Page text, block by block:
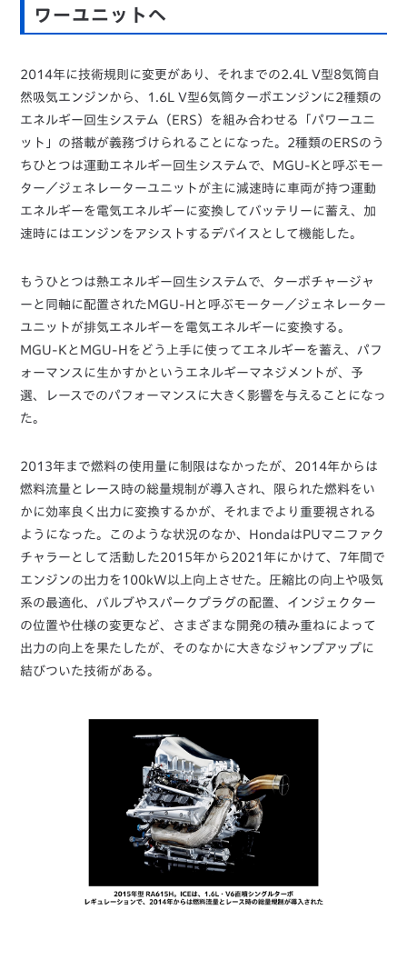
ワーユニットへ
2014年に技術規則に変更があり、それまでの2.4L V型8気筒自
然吸気エンジンから、1.6L V型6気筒ターボエンジンに2種類の
エネルギー回生システム（ERS）を組み合わせる「パワーユニ
ット」の搭載が義務づけられることになった。2種類のERSのう
ちひとつは運動エネルギー回生システムで、MGU-Kと呼ぶモー
ター／ジェネレーターユニットが主に減速時に車両が持つ運動
エネルギーを電気エネルギーに変換してバッテリーに蓄え、加
速時にはエンジンをアシストするデバイスとして機能した。
もうひとつは熱エネルギー回生システムで、ターボチャージャ
ーと同軸に配置されたMGU-Hと呼ぶモーター／ジェネレーター
ユニットが排気エネルギーを電気エネルギーに変換する。
MGU-KとMGU-Hをどう上手に使ってエネルギーを蓄え、パフ
ォーマンスに生かすかというエネルギーマネジメントが、予
選、レースでのパフォーマンスに大きく影響を与えることになっ
た。
2013年まで燃料の使用量に制限はなかったが、2014年からは
燃料流量とレース時の総量規制が導入され、限られた燃料をい
かに効率良く出力に変換するかが、それまでより重要視される
ようになった。このような状況のなか、HondaはPUマニファク
チャラーとして活動した2015年から2021年にかけて、7年間で
エンジンの出力を100kW以上向上させた。圧縮比の向上や吸気
系の最適化、バルブやスパークプラグの配置、インジェクター
の位置や仕様の変更など、さまざまな開発の積み重ねによって
出力の向上を果たしたが、そのなかに大きなジャンプアップに
結びついた技術がある。